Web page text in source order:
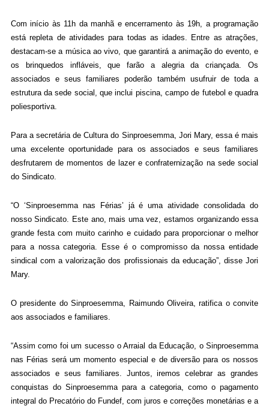
Com início às 11h da manhã e encerramento às 19h, a programação
está repleta de atividades para todas as idades. Entre as atrações,
destacam-se a música ao vivo, que garantirá a animação do evento, e
os brinquedos infláveis, que farão a alegria da criançada. Os
associados e seus familiares poderão também usufruir de toda a
estrutura da sede social, que inclui piscina, campo de futebol e quadra
poliesportiva.
Para a secretária de Cultura do Sinproesemma, Jori Mary, essa é mais
uma excelente oportunidade para os associados e seus familiares
desfrutarem de momentos de lazer e confraternização na sede social
do Sindicato.
“O ‘Sinproesemma nas Férias’ já é uma atividade consolidada do
nosso Sindicato. Este ano, mais uma vez, estamos organizando essa
grande festa com muito carinho e cuidado para proporcionar o melhor
para a nossa categoria. Esse é o compromisso da nossa entidade
sindical com a valorização dos profissionais da educação”, disse Jori
Mary.
O presidente do Sinproesemma, Raimundo Oliveira, ratifica o convite
aos associados e familiares.
“Assim como foi um sucesso o Arraial da Educação, o Sinproesemma
nas Férias será um momento especial e de diversão para os nossos
associados e seus familiares. Juntos, iremos celebrar as grandes
conquistas do Sinproesemma para a categoria, como o pagamento
integral do Precatório do Fundef, com juros e correções monetárias e a